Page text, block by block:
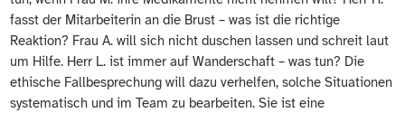
fasst der Mitarbeiterin an die Brust – was ist die richtige
Reaktion? Frau A. will sich nicht duschen lassen und schreit laut
um Hilfe. Herr L. ist immer auf Wanderschaft – was tun? Die
ethische Fallbesprechung will dazu verhelfen, solche Situationen
systematisch und im Team zu bearbeiten. Sie ist eine